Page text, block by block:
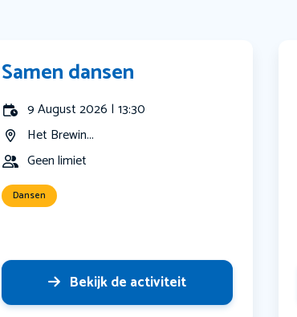
Samen dansen
9 August 2026 | 13:30
Het Brewin...
Geen limiet
Dansen
Bekijk de activiteit